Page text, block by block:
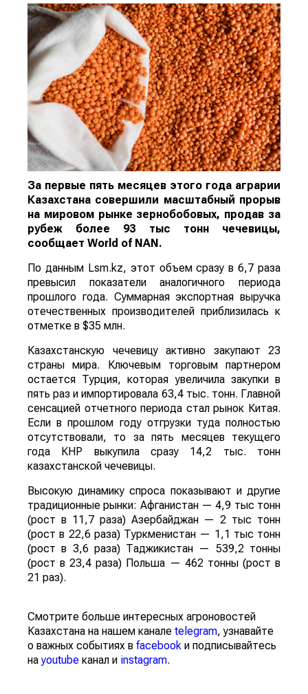
За первые пять месяцев этого года аграрии
Казахстана совершили масштабный прорыв
на мировом рынке зернобобовых, продав за
рубеж более 93 тыс тонн чечевицы,
сообщает World of NAN .
По данным Lsm.kz, этот объем сразу в 6,7 раза
превысил показатели аналогичного периода
прошлого года. Суммарная экспортная выручка
отечественных производителей приблизилась к
отметке в $35 млн.
Казахстанскую чечевицу активно закупают 23
страны мира. Ключевым торговым партнером
остается Турция, которая увеличила закупки в
пять раз и импортировала 63,4 тыс. тонн. Главной
сенсацией отчетного периода стал рынок Китая.
Если в прошлом году отгрузки туда полностью
отсутствовали, то за пять месяцев текущего
года КНР выкупила сразу 14,2 тыс. тонн
казахстанской чечевицы.
Высокую динамику спроса показывают и другие
традиционные рынки: Афганистан — 4,9 тыс тонн
(рост в 11,7 раза) Азербайджан — 2 тыс тонн
(рост в 22,6 раза) Туркменистан — 1,1 тыс тонн
(рост в 3,6 раза) Таджикистан — 539,2 тонны
(рост в 23,4 раза) Польша — 462 тонны (рост в
21 раз).
Смотрите больше интересных агроновостей
Казахстана на нашем канале telegram, узнавайте
о важных событиях в facebook и подписывайтесь
наyoutube канал и instagram.